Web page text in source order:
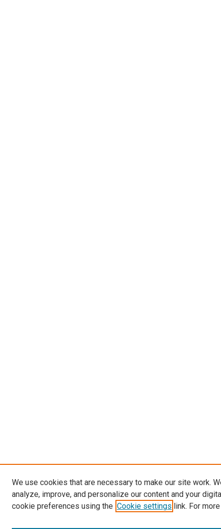
We use cookies that are necessary to make our site work.
analyze, improve, and personalize our content and your
cookie preferences using the Cookie settings link. For